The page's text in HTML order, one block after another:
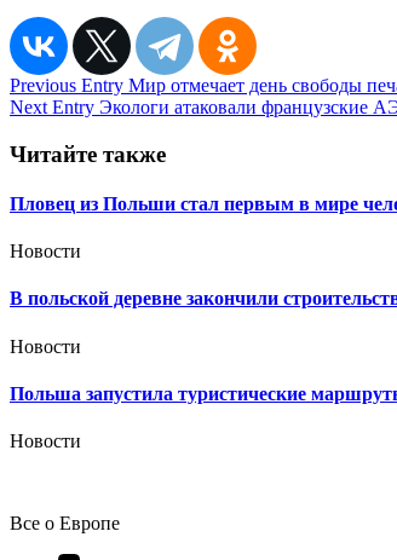
Навигация
по
записям
Previous Entry Мир отмечает день свободы
Next Entry Экологи атаковали французские
Читайте также
Пловец из Польши стал первым в мире
Новости
В польской деревне закончили
Новости
Польша запустила туристические
Новости
Все о Европе